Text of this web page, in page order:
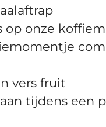
op onze
vers fruit
tijdens een